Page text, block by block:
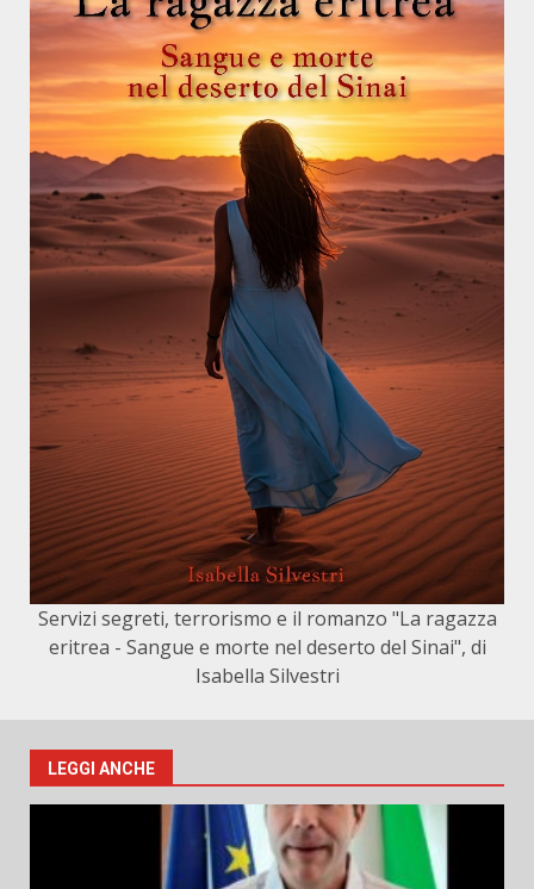
Servizi segreti, terrorismo e il romanzo "La ragazza
eritrea - Sangue e morte nel deserto del Sinai", di
Isabella Silvestri
LEGGI ANCHE